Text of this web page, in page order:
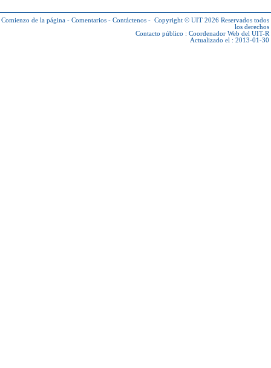
Comienzo de la página - Comentarios - Contáctenos - Copyright © UIT 2026 Reservados todos
los derechos
Contacto público : Coordenador Web del UIT-R
Actualizado el : 2013-01-30